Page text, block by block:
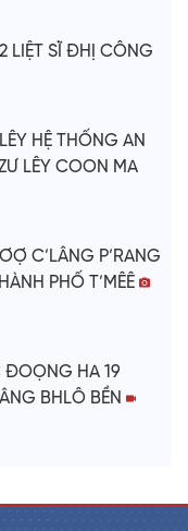
LIỆT SĨ ĐHỊ CÔNG
HỆ THỐNG AN
LÊY COON MA
C’LÂNG P’RANG
PHỐ T’MÊÊ
ĐOỌNG HA 19
BHLÔ BỀN